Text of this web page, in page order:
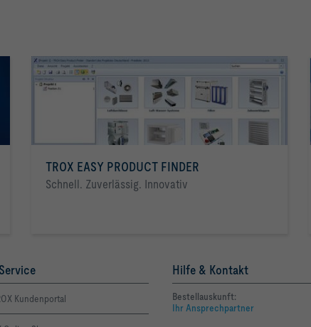
TROX EASY PRODUCT FINDER
Schnell. Zuverlässig. Innovativ
Kundenportal
Hilfe & Kontakt
Bestellauskunft:
Ihr Ansprechpartner